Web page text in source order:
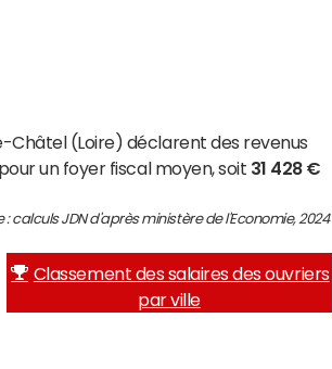
Châtel (Loire) déclarent des revenus
un foyer fiscal moyen, soit 31 428 €
: calculs JDN d'après ministère de l'Economie, 2024
Classement des salaires des ouvriers
par ville